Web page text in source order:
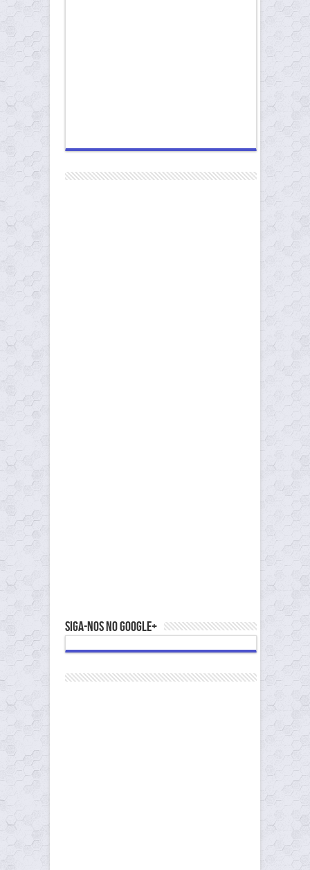
Siga-nos no Google+